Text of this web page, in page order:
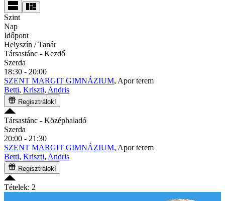
Szint
Nap
Időpont
Helyszín / Tanár
Társastánc - Kezdő
Szerda
18:30 - 20:00
SZENT MARGIT GIMNÁZIUM, Apor terem
Betti, Kriszti, Andris
Regisztrálok!
Társastánc - Középhaladó
Szerda
20:00 - 21:30
SZENT MARGIT GIMNÁZIUM, Apor terem
Betti, Kriszti, Andris
Regisztrálok!
Tételek: 2